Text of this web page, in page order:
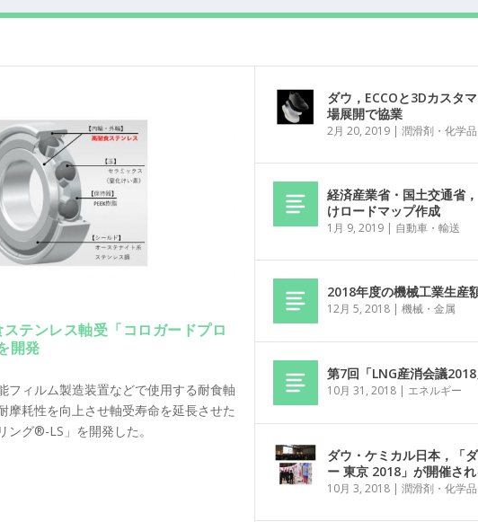
テンレス軸受「コロガードプロ
開発
フィルム製造装置などで使用する耐食軸
摩耗性を向上させ軸受寿命を延長させた
ング®-LS」を開発した。
ダウ，ECCOと3Dカスタ
場展開で協業
2月 20, 2019| 潤滑剤・化学品
経済産業省・国土交通省
けロードマップ作成
1月 9, 2019| 自動車・輸送
2018年度の機械工業生産
12月 5, 2018| 機械・金属
第7回「LNG産消会議
10月 31, 2018| エネルギー
ダウ・ケミカル日本，「
ー 東京 2018」が開催さ
10月 3, 2018| 潤滑剤・化学品